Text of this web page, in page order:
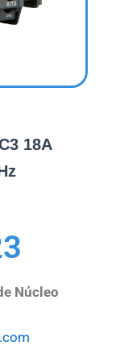
18A
Núcleo